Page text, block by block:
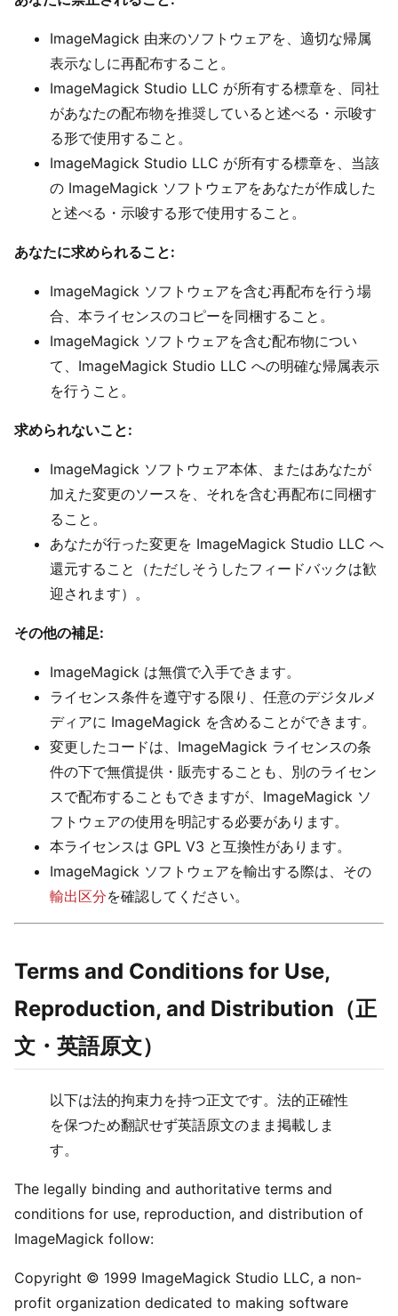
ImageMagick 由来のソフトウェアを、適切な帰属
表示なしに再配布すること。
ImageMagick Studio LLC が所有する標章を、同社
があなたの配布物を推奨していると述べる・示唆す
る形で使用すること。
ImageMagick Studio LLC が所有する標章を、当該
の ImageMagick ソフトウェアをあなたが作成した
と述べる・示唆する形で使用すること。
あなたに求められること:
ImageMagick ソフトウェアを含む再配布を行う場
合、本ライセンスのコピーを同梱すること。
ImageMagick ソフトウェアを含む配布物につい
て、ImageMagick Studio LLC への明確な帰属表示
を行うこと。
求められないこと:
ImageMagick ソフトウェア本体、またはあなたが
加えた変更のソースを、それを含む再配布に同梱す
ること。
あなたが行った変更を ImageMagick Studio LLC へ
還元すること（ただしそうしたフィードバックは歓
迎されます）。
その他の補足:
ImageMagick は無償で入手できます。
ライセンス条件を遵守する限り、任意のデジタルメ
ディアに ImageMagick を含めることができます。
変更したコードは、ImageMagick ライセンスの条
件の下で無償提供・販売することも、別のライセン
スで配布することもできますが、ImageMagick ソ
フトウェアの使用を明記する必要があります。
本ライセンスは GPL V3 と互換性があります。
ImageMagick ソフトウェアを輸出する際は、その
輸出区分を確認してください。
Terms and Conditions for Use,
Reproduction, and Distribution（正
文・英語原文）
以下は法的拘束力を持つ正文です。法的正確性
を保つため翻訳せず英語原文のまま掲載しま
す。
The legally binding and authoritative terms and
conditions for use, reproduction, and distribution of
ImageMagick follow:
Copyright © 1999 ImageMagick Studio LLC, a non-
profit organization dedicated to making software